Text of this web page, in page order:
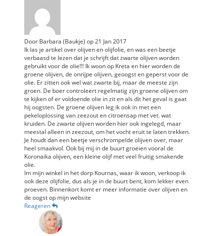
Door Barbara (Baukje) op21 Jan 2017
Ik las je artikel over olijven en olijfolie, en was een beetje
verbaasd te lezen dat je schrijft dat zwarte olijven worden
gebruikt voor de olie!!! Ik woon op Kreta en hier worden de
groene olijven, de onrijpe olijven, geoogst en geperst voor de
olie. Er zitten ook wel wat zwarte bij, maar de meeste zijn
groen. De boer controleert regelmatig zijn groene olijven om
te kijken of er voldoende olie in zit en als dit het geval is gaat
hij oogsten. De groene olijven leg ik ook in met een
pekeloplossing van zeezout en citroensap met vet. wat
kruiden. De zwarte olijven worden hier ook ingelegd, maar
meestal alleen in zeezout, om het vocht eruit te laten trekken.
Je houdt dan een beetje verschrompelde olijven over, maar
heel smaakvol. Ook bij mij in de buurt groeien vooral de
Koronaika olijven, een kleine olijf met veel fruitig smakende
olie.
Im mijn winkel in het dorp Kournas, waar ik woon, verkoop ik
ook deze olijfolie, dus als je in de buurt bent, kom lekker even
proeven. Binnenkort komt er meer informatie over olijven en
de oogst op mijn website
Reageren